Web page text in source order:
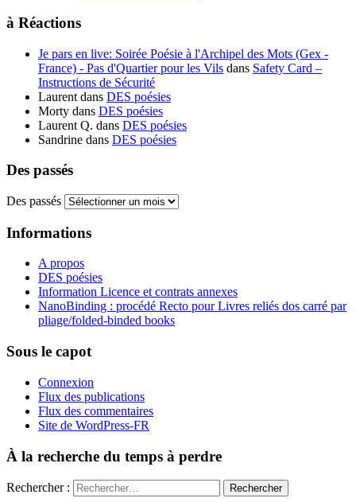
à Réactions
Je pars en live: Soirée Poésie à l'Archipel des Mots (Gex -
France) - Pas d'Quartier pour les Vils dans Safety Card –
Instructions de Sécurité
Laurent dans DES poésies
Morty dans DES poésies
Laurent Q. dans DES poésies
Sandrine dans DES poésies
Des passés
Des passés
Informations
A propos
DES poésies
Information Licence et contrats annexes
NanoBinding : procédé Recto pour Livres reliés dos carré par
pliage/folded-binded books
Sous le capot
Connexion
Flux des publications
Flux des commentaires
Site de WordPress-FR
À la recherche du temps à perdre
Rechercher :